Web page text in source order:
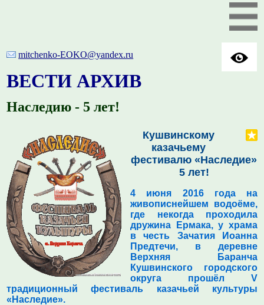
mitchenko-EOKO@yandex.ru
ВЕСТИ АРХИВ
Наследию - 5 лет!
Кушвинскому
казачьему
фестивалю «Наследие»
5 лет!
4 июня 2016 года на
живописнейшем водоёме,
где некогда проходила
дружина Ермака, у храма
в честь Зачатия Иоанна
Предтечи, в деревне
Верхняя Баранча
Кушвинского городского
округа прошёл V
традиционный фестиваль казачьей культуры
«Наследие».